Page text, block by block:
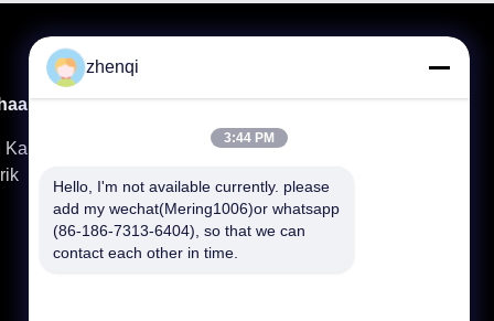
Mendukung
unduh
Video
Produk
Kembang Api Kue Konsumen
Kembang Api
Tampilan Kembang Api Profesional
zhenqi
3:44 PM
Hello, I'm not available currently. please
add my wechat(Mering1006)or whatsapp
(86-186-7313-6404), so that we can
contact each other in time.